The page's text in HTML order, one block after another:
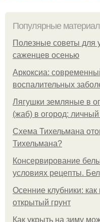
Популярные
Полезные советы для
саженцев осенью
Аркоксиа:
воспалительных
Лягушки земляные в
(жаб) в огород:
Схема Тихельмана
Тихельмана?
Консервирование
условиях рецепты.
Осенние клубники:
открытый грунт
Как укрыть на зиму